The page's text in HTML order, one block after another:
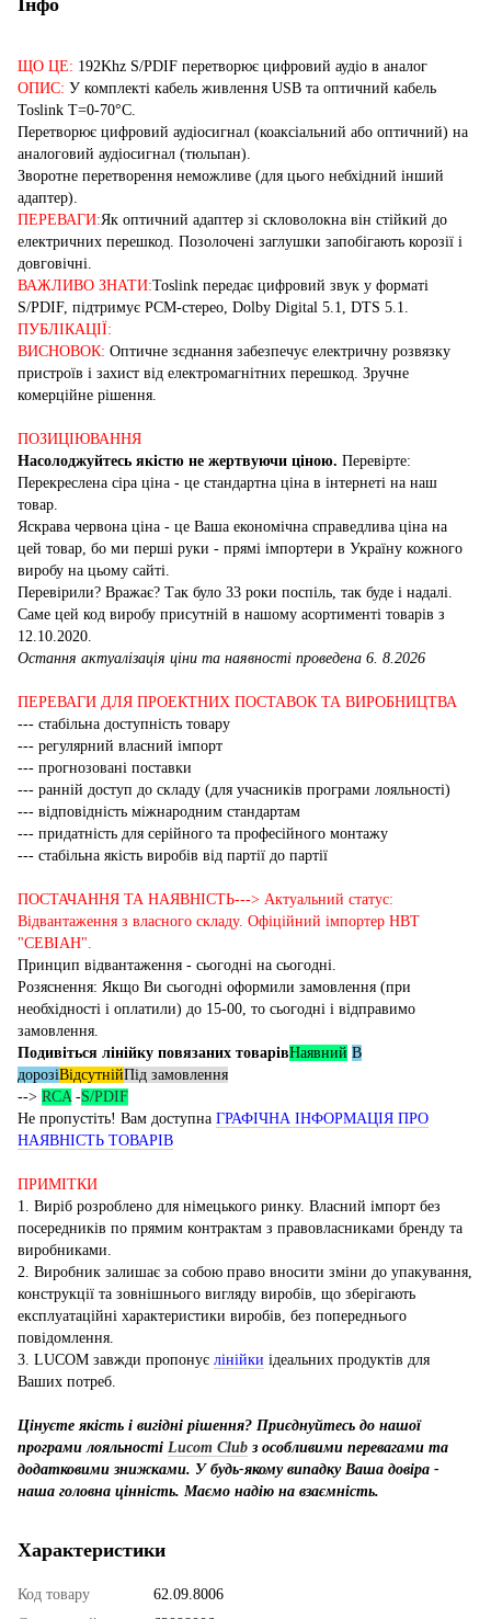
ЩО ЦЕ: 192Khz S/PDIF перетворює цифровий аудіо в аналог
ОПИС: У комплекті кабель живлення USB та оптичний кабель
Toslink Т=0-70°С.
Перетворює цифровий аудіосигнал (коаксіальний або оптичний) на
аналоговий аудіосигнал (тюльпан).
Зворотне перетворення неможливе (для цього небхідний інший
адаптер).
ПЕРЕВАГИ:Як оптичний адаптер зі скловолокна він стійкий до
електричних перешкод. Позолочені заглушки запобігають корозії і
довговічні.
ВАЖЛИВО ЗНАТИ:Toslink передає цифровий звук у форматі
S/PDIF, підтримує PCM-стерео, Dolby Digital 5.1, DTS 5.1.
ПУБЛІКАЦІЇ:
ВИСНОВОК: Оптичне зєднання забезпечує електричну розвязку
пристроїв і захист від електромагнітних перешкод. Зручне
комерційне рішення.
ПОЗИЦІЮВАННЯ
Насолоджуйтесь якістю не жертвуючи ціною. Перевірте:
Перекреслена сіра ціна - це стандартна ціна в інтернеті на наш
товар.
Яскрава червона ціна - це Ваша економічна справедлива ціна на
цей товар, бо ми перші руки - прямі імпортери в Україну кожного
виробу на цьому сайті.
Перевірили? Вражає? Так було 33 роки поспіль, так буде і надалі.
Саме цей код виробу присутній в нашому асортименті товарів з
12.10.2020.
Остання актуалізація ціни та наявності проведена 6. 8.2026
ПЕРЕВАГИ ДЛЯ ПРОЕКТНИХ ПОСТАВОК ТА ВИРОБНИЦТВА
--- стабільна доступність товару
--- регулярний власний імпорт
--- прогнозовані поставки
--- ранній доступ до складу (для учасників програми лояльності)
--- відповідність міжнародним стандартам
--- придатність для серійного та професійного монтажу
--- стабільна якість виробів від партії до партії
ПОСТАЧАННЯ ТА НАЯВНІСТЬ---> Актуальний статус:
Відвантаження з власного складу. Офіційний імпортер НВТ
"СЕВІАН".
Принцип відвантаження - сьогодні на сьогодні.
Розяснення: Якщо Ви сьогодні оформили замовлення (при
необхідності і оплатили) до 15-00, то сьогодні і відправимо
замовлення.
Подивіться лінійку повязаних товарівНаявний В
дорозіВідсутнійПід замовлення
--> RCA -S/PDIF
Не пропустіть! Вам доступна ГРАФІЧНА ІНФОРМАЦІЯ ПРО
НАЯВНІСТЬ ТОВАРІВ
ПРИМІТКИ
1. Виріб розроблено для німецького ринку. Власний імпорт без
посередників по прямим контрактам з правовласниками бренду та
виробниками.
2. Виробник залишає за собою право вносити зміни до упакування,
конструкції та зовнішнього вигляду виробів, що зберігають
експлуатаційні характеристики виробів, без попереднього
повідомлення.
3. LUCOM завжди пропонує лінійки ідеальних продуктів для
Ваших потреб.
Цінуєте якість і вигідні рішення? Приєднуйтесь до нашої
програми лояльності Lucom Club з особливими перевагами та
додатковими знижками. У будь-якому випадку Ваша довіра -
наша головна цінність. Маємо надію на взаємність.
Характеристики
Код товару
62.09.8006